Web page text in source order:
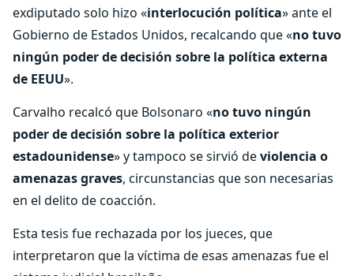
exdiputado solo hizo «interlocución política» ante el
Gobierno de Estados Unidos, recalcando que «no tuvo
ningún poder de decisión sobre la política externa
de EEUU».
Carvalho recalcó que Bolsonaro «no tuvo ningún
poder de decisión sobre la política exterior
estadounidense» y tampoco se sirvió deviolencia o
amenazas graves, circunstancias que son necesarias
en el delito de coacción.
Esta tesis fue rechazada por los jueces, que
interpretaron que la víctima de esas amenazas fue el